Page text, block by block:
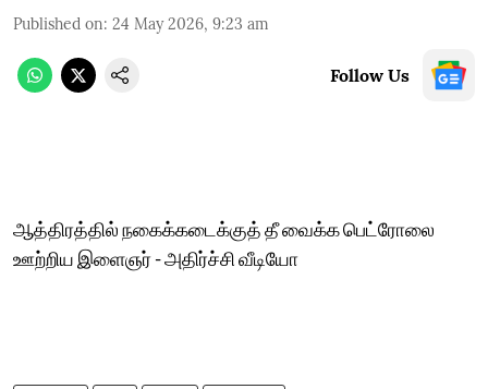
Published on: 24 May 2026, 9:23 am
Follow Us
ஆத்திரத்தில் நகைக்கடைக்குத் தீ வைக்க பெட்ரோலை
ஊற்றிய இளைஞர் - அதிர்ச்சி வீடியோ